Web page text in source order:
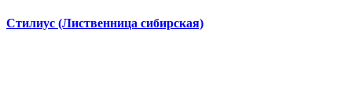
Стилиус (Лиственница сибирская)